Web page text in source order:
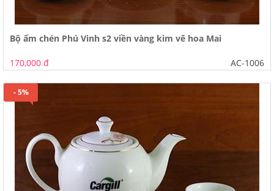
Bộ ấm chén Phú Vinh s2 viền vàng kim vẽ hoa Mai
170,000 đ AC-1006
- 5%